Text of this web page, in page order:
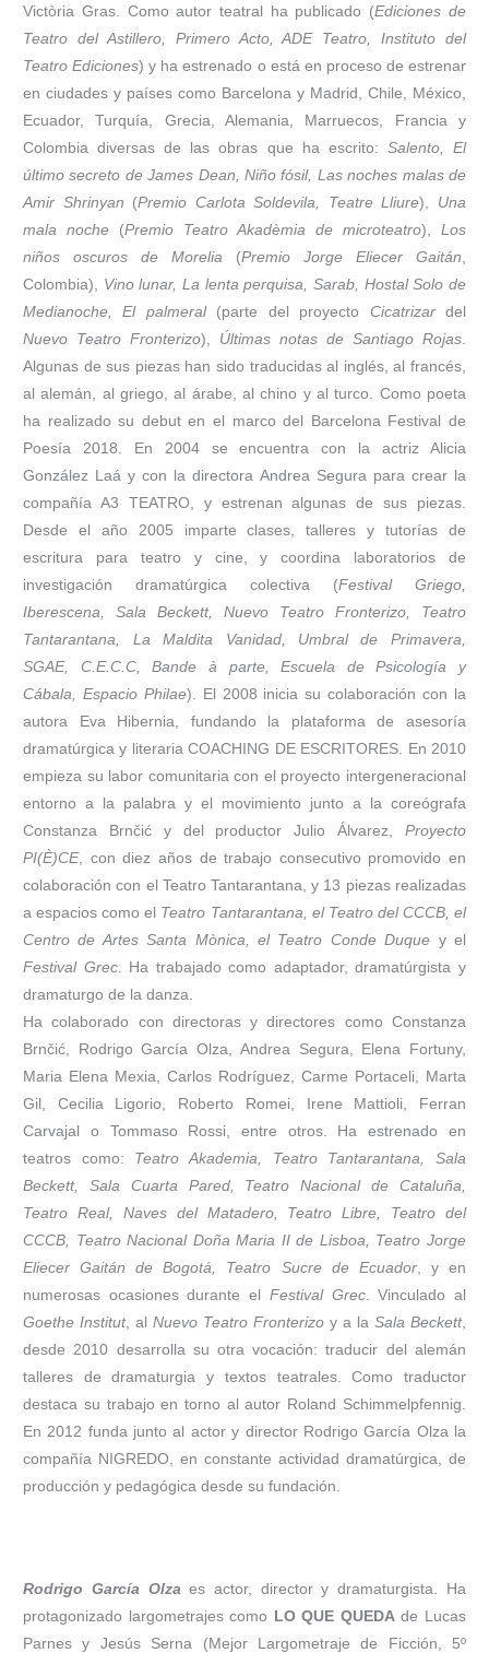
Victòria Gras. Como autor teatral ha publicado (Ediciones de
Teatro del Astillero, Primero Acto, ADE Teatro, Instituto del
Teatro Ediciones) y ha estrenado o está en proceso de estrenar
en ciudades y países como Barcelona y Madrid, Chile, México,
Ecuador, Turquía, Grecia, Alemania, Marruecos, Francia y
Colombia diversas de las obras que ha escrito: Salento, El
último secreto de James Dean, Niño fósil, Las noches malas de
Amir Shrinyan (Premio Carlota Soldevila, Teatre Lliure), Una
mala noche (Premio Teatro Akadèmia de microteatro), Los
niños oscuros de Morelia (Premio Jorge Eliecer Gaitán
Colombia), Vino lunar, La lenta perquisa, Sarab, Hostal Solo de
Medianoche, El palmeral(parte del proyecto Cicatrizardel
Nuevo Teatro Fronterizo), Últimas notas de Santiago Rojas.
Algunas de sus piezas han sido traducidas al inglés, al francés,
al alemán, al griego, al árabe, al chino y al turco. Como poeta
ha realizado su debut en el marco del Barcelona Festival de
Poesía 2018. En 2004 se encuentra con la actriz Alicia
González Laá y con la directora Andrea Segura para crear la
compañía A3 TEATRO, y estrenan algunas de sus piezas.
Desde el año 2005 imparte clases, talleres y tutorías de
escritura para teatro y cine, y coordina laboratorios de
investigación dramatúrgica colectiva (Festival Griego,
Iberescena, Sala Beckett, Nuevo Teatro Fronterizo, Teatro
Tantarantana, La Maldita Vanidad, Umbral de Primavera,
SGAE, C.E.C.C, Bande à parte, Escuela de Psicología y
Cábala, Espacio Philae). El 2008 inicia su colaboración con la
autora Eva Hibernia, fundando la plataforma de asesoría
dramatúrgica y literaria COACHING DE ESCRITORES. En 2010
empieza su labor comunitaria con el proyecto intergeneracional
entorno a la palabra y el movimiento junto a la coreógrafa
Constanza Brnčić y del productor Julio Álvarez, Proyecto
PI(È)CE, con diez años de trabajo consecutivo promovido en
colaboración con el Teatro Tantarantana, y 13 piezas realizadas
a espacios como el Teatro Tantarantana, el Teatro del CCCB, el
Centro de Artes Santa Mònica, el Teatro Conde Duque y el
Festival Grec. Ha trabajado como adaptador, dramatúrgista y
dramaturgo de la danza.
Ha colaborado con directoras y directores como Constanza
Brnčić, Rodrigo García Olza, Andrea Segura, Elena Fortuny,
Maria Elena Mexia, Carlos Rodríguez, Carme Portaceli, Marta
Gil, Cecilia Ligorio, Roberto Romei, Irene Mattioli, Ferran
Carvajal o Tommaso Rossi, entre otros. Ha estrenado en
teatros como: Teatro Akademia, Teatro Tantarantana, Sala
Beckett, Sala Cuarta Pared, Teatro Nacional de Cataluña,
Teatro Real, Naves del Matadero, Teatro Libre, Teatro del
CCCB, Teatro Nacional Doña Maria II de Lisboa, Teatro Jorge
Eliecer Gaitán de Bogotá, Teatro Sucre de Ecuador, y en
numerosas ocasiones durante el Festival Grec. Vinculado al
Goethe Institut, alNuevo Teatro Fronterizo y a la Sala Beckett,
desde 2010 desarrolla su otra vocación: traducir del alemán
talleres de dramaturgia y textos teatrales. Como traductor
destaca su trabajo en torno al autor Roland Schimmelpfennig.
En 2012 funda junto al actor y director Rodrigo García Olza la
compañía NIGREDO, en constante actividad dramatúrgica, de
producción y pedagógica desde su fundación.
Rodrigo García Olzaes actor, director y dramaturgista. Ha
protagonizado largometrajes como LO QUE QUEDAde Lucas
Parnes y Jesús Serna (Mejor Largometraje de Ficción, 5º